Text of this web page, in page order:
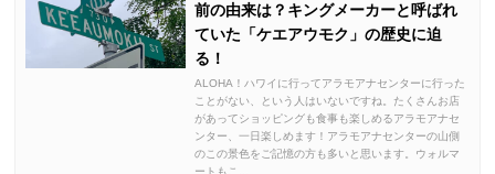
前の由来は？キングメーカーと呼ばれ
ていた「ケエアウモク」の歴史に迫
る！
ALOHA！ハワイに行ってアラモアナセンターに行った
ことがない、という人はいないですね。たくさんお店
があってショッピングも食事も楽しめるアラモアナセ
ンター、一日楽しめます！アラモアナセンターの山側
のこの景色をご記憶の方も多いと思います。ウォルマ
ートもこ...